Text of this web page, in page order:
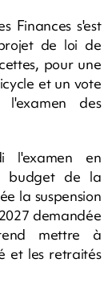
Finances s'est
de loi de
pour une
et un vote
des
l'examen en
budget de la
la suspension
demandée
mettre à
et les retraités